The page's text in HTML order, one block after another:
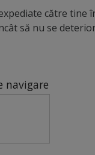
către tine
să nu se
navigare